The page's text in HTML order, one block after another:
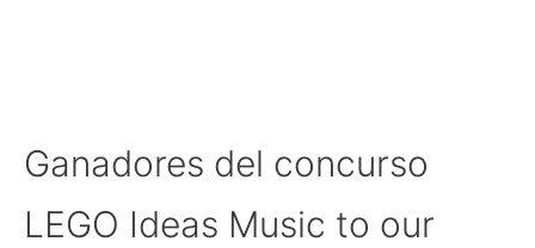
Ganadores del concurso
LEGO Ideas Music to our